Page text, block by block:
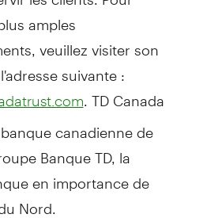
amples
veuillez visiter son
suivante :
. TD Canada
canadienne de
Banque TD, la
en importance de
Nord.